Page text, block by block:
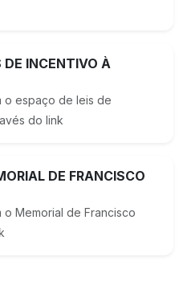
INCENTIVO À
o espaço de leis de
do link
DE FRANCISCO
o Memorial de Francisco